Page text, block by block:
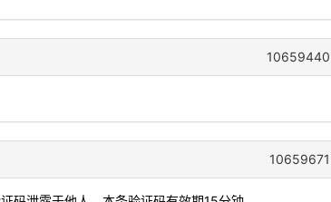
10659440
10659671